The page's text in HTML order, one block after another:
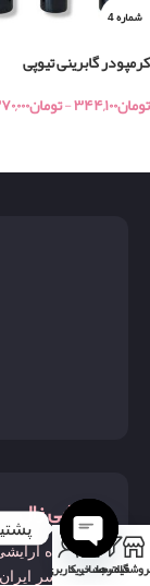
شماره 4
کرمپودر گابرینی تیوپی
تومان۳۴۴,۱۰۰-تومان
آرایشی زال
فروشگاه
در سراسر ایران.فیلترها
0
سبد خرید
حساب کاربری من
Open